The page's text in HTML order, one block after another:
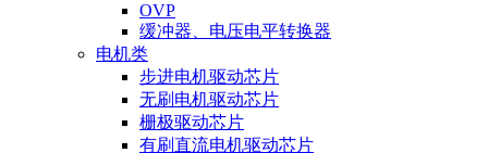
OVP
缓冲器、电压电平转换器
电机类
步进电机驱动芯片
无刷电机驱动芯片
栅极驱动芯片
有刷直流电机驱动芯片